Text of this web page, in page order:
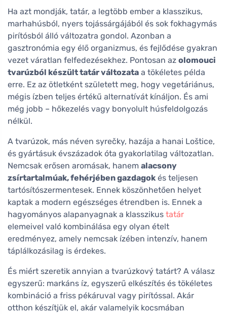
Ha azt mondják, tatár, a legtöbb ember a klasszikus,
marhahúsból, nyers tojássárgájából és sok fokhagymás
pirítósból álló változatra gondol. Azonban a
gasztronómia egy élő organizmus, és fejlődése gyakran
vezet váratlan felfedezésekhez. Pontosan az olomouci
tvarúzból készült tatár változata a tökéletes példa
erre. Ez az ötletként született meg, hogy vegetáriánus,
mégis ízben teljes értékű alternatívát kínáljon. És ami
még jobb – hőkezelés vagy bonyolult húsfeldolgozás
nélkül.
A tvarúzok, más néven syrečky, hazája a hanai Loštice,
és gyártásuk évszázadok óta gyakorlatilag változatlan.
Nemcsak erősen aromásak, hanem alacsony
zsírtartalmúak, fehérjében gazdagok és teljesen
tartósítószermentesek. Ennek köszönhetően helyet
kaptak a modern egészséges étrendben is. Ennek a
hagyományos alapanyagnak a klasszikus tatár
elemeivel való kombinálása egy olyan ételt
eredményez, amely nemcsak ízében intenzív, hanem
táplálkozásilag is érdekes.
És miért szeretik annyian a tvarúzkový tatárt? A válasz
egyszerű: markáns íz, egyszerű elkészítés és tökéletes
kombináció a friss pékáruval vagy pirítóssal. Akár
otthon készítjük el, akár valamelyik kocsmában